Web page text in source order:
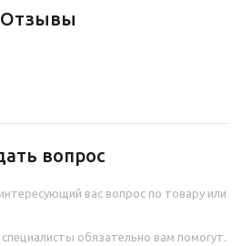
Отзывы
вопрос
вас вопрос по товару или
обязательно вам помогут.